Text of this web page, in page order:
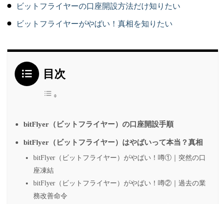
ビットフライヤーの口座開設方法だけ知りたい
ビットフライヤーがやばい！真相を知りたい
目次
bitFlyer（ビットフライヤー）の口座開設手順
bitFlyer（ビットフライヤー）はやばいって本当？真相
bitFlyer（ビットフライヤー）がやばい！噂①｜突然の口
座凍結
bitFlyer（ビットフライヤー）がやばい！噂②｜過去の業
務改善命令